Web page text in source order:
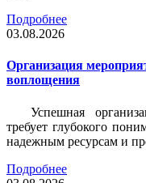
Подробнее
03.08.2026
Организация
воплощения
Успешная
требует глубокого
надежным ресурсам и
Подробнее